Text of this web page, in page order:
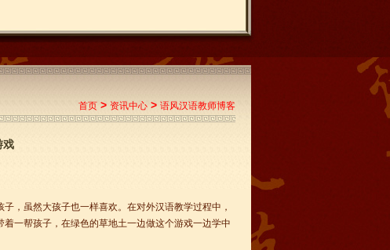
首页 > 资讯中心 > 语风汉语教师博客
戏
，虽然大孩子也一样喜欢。在对外汉语教学过程中，
一帮孩子，在绿色的草地土一边做这个游戏一边学中